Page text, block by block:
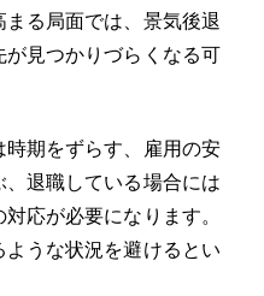
る局面では、景気後退
見つかりづらくなる可
期をずらす、雇用の安
退職している場合には
応が必要になります。
うな状況を避けるとい